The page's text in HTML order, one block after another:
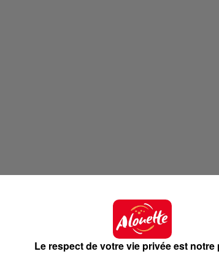
Le respect de votre vie privée est notre